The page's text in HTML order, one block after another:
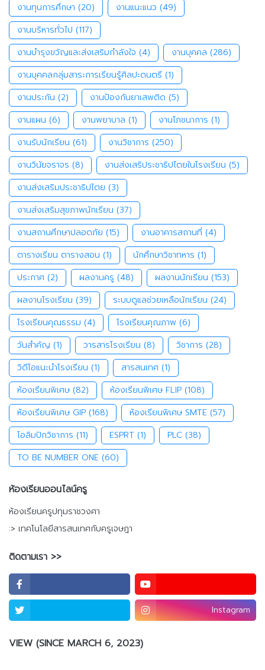
งานทุนการศึกษา (20) งานแนะแนว (49)
งานบริหารทั่วไป (117)
งานบำรุงขวัญและส่งเสริมกำลังใจ (4) งานบุคคล (286)
งานบุคคลกลุ่มสาระการเรียนรู้ศิลปะดนตรี (1)
งานประกัน (2) งานป้องกันยาเสพติด (5)
งานแผน (6) งานพยาบาล (1) งานโภชนาการ (1)
งานรับนักเรียน (61) งานวิชาการ (250)
งานวินัยจราจร (8) งานส่งเสริประชาธิปไตยในโรงเรียน (5)
งานส่งเสริมประชาธิปไตย (3)
งานส่งเสริมสุขภาพนักเรียน (37)
งานสถานศึกษาปลอดภัย (15) งานอาคารสถานที่ (4)
ตารางเรียน ตารางสอน (1) นักศึกษาวิชาทหาร (1)
ประกาศ (2) ผลงานครู (48) ผลงานนักเรียน (153)
ผลงานโรงเรียน (39) ระบบดูแลช่วยเหลือนักเรียน (24)
โรงเรียนคุณธรรม (4) โรงเรียนคุณภาพ (6)
วันสำคัญ (1) วารสารโรงเรียน (8) วิชาการ (28)
วิดีโอแนะนำโรงเรียน (1) สารสนเทศ (1)
ห้องเรียนพิเศษ (82) ห้องเรียนพิเศษ FLIP (108)
ห้องเรียนพิเศษ GIP (168) ห้องเรียนพิเศษ SMTE (57)
โอลิมปิกวิชาการ (11) ESPRT (1) PLC (38)
TO BE NUMBER ONE (60)
ห้องเรียนออนไลน์ครู
ห้องเรียนครูปทุมราชวงศา
:> เทคโนโลยีสารสนเทศกับครูเจษฎา
ติดตามเรา >>
Instagram
VIEW (SINCE MARCH 6, 2023)